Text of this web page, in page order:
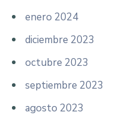
enero 2024
diciembre 2023
octubre 2023
septiembre 2023
agosto 2023